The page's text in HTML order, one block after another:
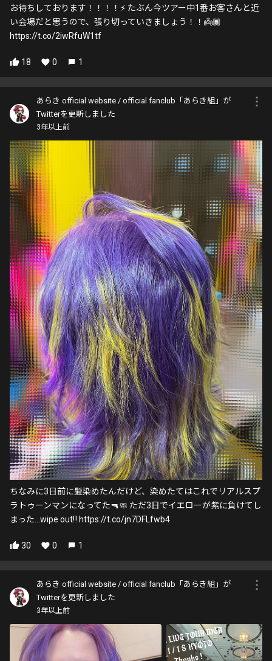
お待ちしております！！！！⚡️ たぶん今ツアー中1番お客さんと近
い会場だと思うので、張り切っていきましょう！！👼🏾
https://t.co/2iwRfuW1tf
18 0 1
あらき official website / official fanclub「あらき組」が
Twitterを更新しました
3年以上前
ちなみに3日前に髪染めたんだけど、染めたてはこれでリアルスプ
ラトゥーンマンになってた🔫🧼 ただ3日でイエローが紫に負けてし
まった…wipe out‼️ https://t.co/jn7DFLfwb4
30 0 1
あらき official website / official fanclub「あらき組」が
Twitterを更新しました
3年以上前